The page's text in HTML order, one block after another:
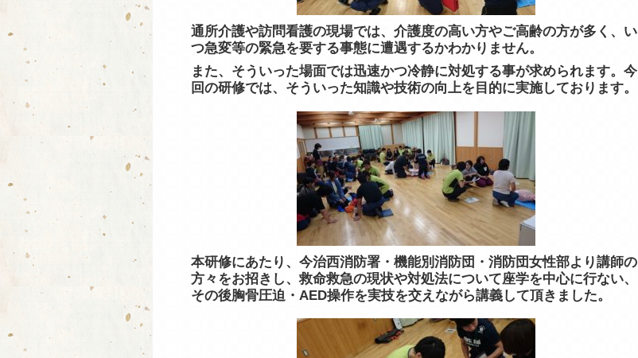
通所介護や訪問看護の現場では、介護度の高い方やご高齢の方が多く、い
つ急変等の緊急を要する事態に遭遇するかわかりません。
また、そういった場面では迅速かつ冷静に対処する事が求められます。今
回の研修では、そういった知識や技術の向上を目的に実施しております。
本研修にあたり、今治西消防署・機能別消防団・消防団女性部より講師の
方々をお招きし、救命救急の現状や対処法について座学を中心に行ない、
その後胸骨圧迫・AED操作を実技を交えながら講義して頂きました。